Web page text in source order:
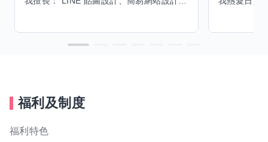
福利及制度
福利特色